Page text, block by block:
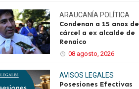
ARAUCANÍA POLÍTICA
Condenan a 15 años de
cárcel a ex alcalde de
Renaico
08 agosto, 2026
AVISOS LEGALES
Posesiones Efectivas